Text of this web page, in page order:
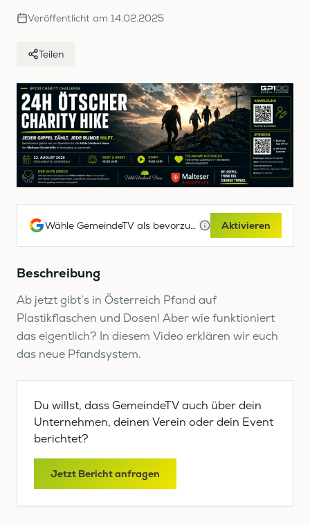
Veröffentlicht am 14.02.2025
Teilen
Wähle GemeindeTV als bevorzugte Google-Quelle Aktivieren
Beschreibung
Ab jetzt gibt’s in Österreich Pfand auf
Plastikflaschen und Dosen! Aber wie funktioniert
das eigentlich? In diesem Video erklären wir euch
das neue Pfandsystem.
Du willst, dass GemeindeTV auch über dein
Unternehmen, deinen Verein oder dein Event
berichtet?
Jetzt Bericht anfragen